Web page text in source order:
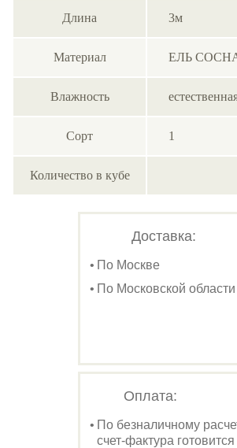
Длина 3м
Материал ЕЛЬ
Влажность
Сорт 1
Количество в кубе
Доставка:
По Москве
По Московской области
Оплата:
По безналичному
счет-фактура